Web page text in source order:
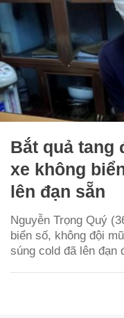
Bắt quả tang
xe không
lên đạn sẵn
Nguyễn Trọng Quý
biển số, không đội
súng cold đã lên đạn